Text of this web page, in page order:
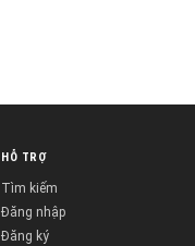
HỖ TRỢ
Tìm kiếm
Đăng nhập
Đăng ký